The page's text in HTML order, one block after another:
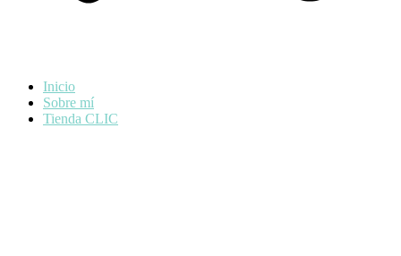
Inicio
Sobre mí
Tienda CLIC